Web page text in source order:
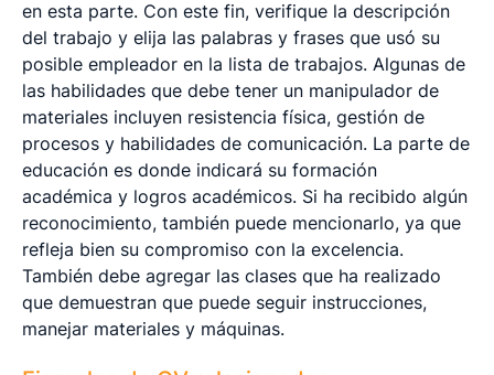
en esta parte. Con este fin, verifique la descripción
del trabajo y elija las palabras y frases que usó su
posible empleador en la lista de trabajos. Algunas de
las habilidades que debe tener un manipulador de
materiales incluyen resistencia física, gestión de
procesos y habilidades de comunicación. La parte de
educación es donde indicará su formación
académica y logros académicos. Si ha recibido algún
reconocimiento, también puede mencionarlo, ya que
refleja bien su compromiso con la excelencia.
También debe agregar las clases que ha realizado
que demuestran que puede seguir instrucciones,
manejar materiales y máquinas.